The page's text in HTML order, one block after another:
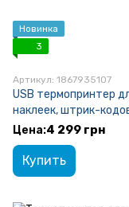
Новинка
3
Артикул: 1867935107
USB термопринтер
наклеек, штрик-
4 299 грн
Купить